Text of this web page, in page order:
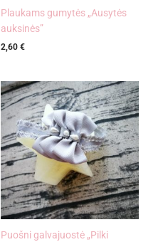
Plaukams gumytės „Ausytės
auksinės”
2,60 €
Puošni galvajuostė „Pilki